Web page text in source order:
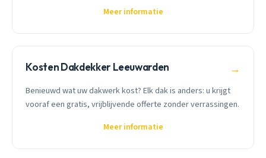
Meer informatie
Kosten Dakdekker Leeuwarden →
Benieuwd wat uw dakwerk kost? Elk dak is anders: u krijgt
vooraf een gratis, vrijblijvende offerte zonder verrassingen.
Meer informatie